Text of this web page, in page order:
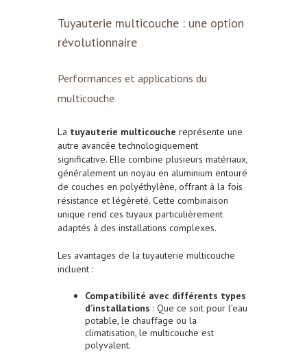
Tuyauterie multicouche : une option
révolutionnaire
Performances et applications du
multicouche
La tuyauterie multicouche représente une
autre avancée technologiquement
significative. Elle combine plusieurs matériaux,
généralement un noyau en aluminium entouré
de couches en polyéthylène, offrant à la fois
résistance et légèreté. Cette combinaison
unique rend ces tuyaux particulièrement
adaptés à des installations complexes.
Les avantages de la tuyauterie multicouche
incluent :
Compatibilité avec différents types
d’installations : Que ce soit pour l’eau
potable, le chauffage ou la
climatisation, le multicouche est
polyvalent.